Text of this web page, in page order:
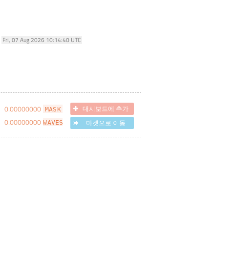
Fri, 07 Aug 2026 10:14:40 UTC
0.00000000 MASK
0.00000000 WAVES
대시보드에 추가
마켓으로 이동